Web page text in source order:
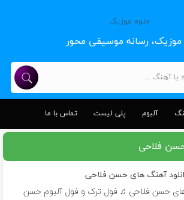
موزیک، رسانه موسیقی محور
آلبوم پلی لیست تماس با ما
فلاحی
آهنگ های حسن فلاحی
حسن فلاحی ♫ فول ترک و فول آلبوم حسن